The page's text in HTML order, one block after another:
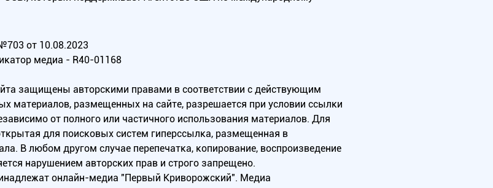
от 10.08.2023
медиа - R40-01168
защищены авторскими правами в соответствии с действующим
материалов, размещенных на сайте, разрешается при условии ссылки
от полного или частичного использования материалов. Для
для поисковых систем гиперссылка, размещенная в
В любом другом случае перепечатка, копирование, воспроизведение
нарушением авторских прав и строго запрещено.
онлайн-медиа "Первый Криворожский". Медиа